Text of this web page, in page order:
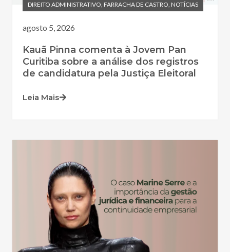
DIREITO ADMINISTRATIVO, FARRACHA DE CASTRO, NOTÍCIAS
agosto 5, 2026
Kauã Pinna comenta à Jovem Pan
Curitiba sobre a análise dos registros
de candidatura pela Justiça Eleitoral
Leia Mais